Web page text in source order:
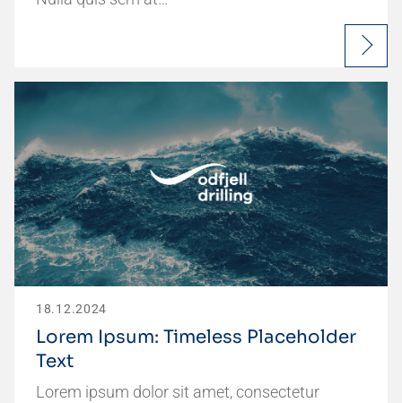
18.12.2024
Lorem Ipsum: Timeless Placeholder
Text
Lorem ipsum dolor sit amet, consectetur